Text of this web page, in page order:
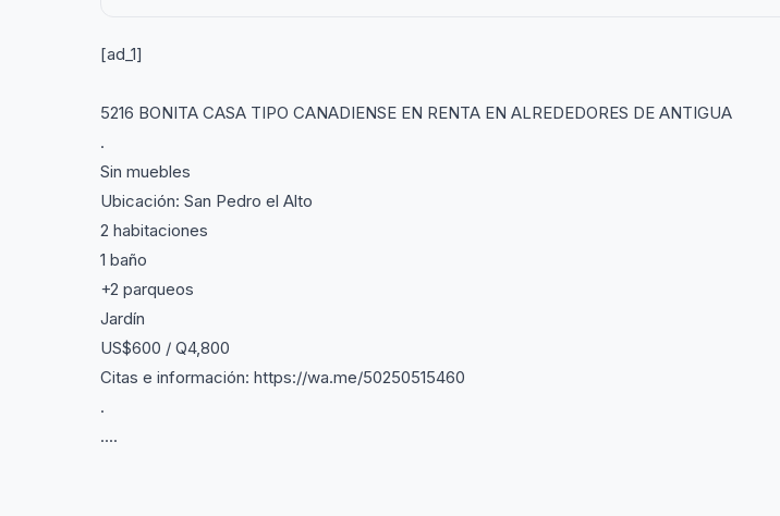
[ad_1]
5216 BONITA CASA TIPO CANADIENSE EN RENTA EN ALREDEDORES DE ANTIGUA
.
Sin muebles
Ubicación: San Pedro el Alto
2 habitaciones
1 baño
+2 parqueos
Jardín
US$600 / Q4,800
Citas e información: https://wa.me/50250515460
.
....